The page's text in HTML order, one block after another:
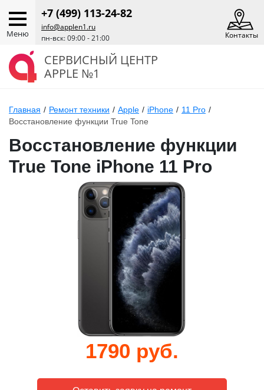
Меню
+7 (499) 113-24-82
info@applen1.ru
пн-вск: 09:00 - 21:00
Контакты
СЕРВИСНЫЙ ЦЕНТР
APPLE №1
Главная / Ремонт техники / Apple / iPhone / 11 Pro /
Восстановление функции True Tone
Восстановление функции
True Tone iPhone 11 Pro
1790 руб.